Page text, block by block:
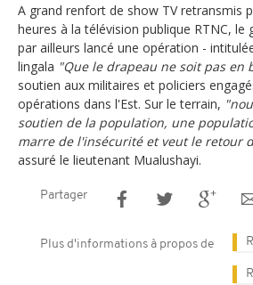
A grand renfort de show TV retransmis
heures à la télévision publique RTNC, le
par ailleurs lancé une opération -
lingala "Que le drapeau ne soit pas en
soutien aux militaires et policiers
opérations dans l'Est. Sur le terrain,
soutien de la population, une
marre de l'insécurité et veut le retour
assuré le lieutenant Mualushayi.
Partager
Plus d'informations à propos de